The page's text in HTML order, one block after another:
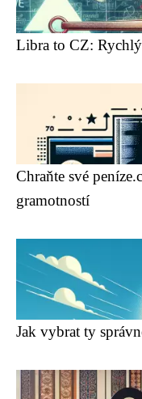
Libra to CZ:
Chraňte své
gramotností
Jak vybrat ty